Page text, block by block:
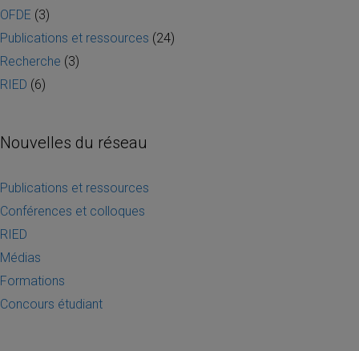
OFDE (3)
Publications et ressources (24)
Recherche (3)
RIED (6)
Nouvelles du réseau
Publications et ressources
Conférences et colloques
RIED
Médias
Formations
Concours étudiant